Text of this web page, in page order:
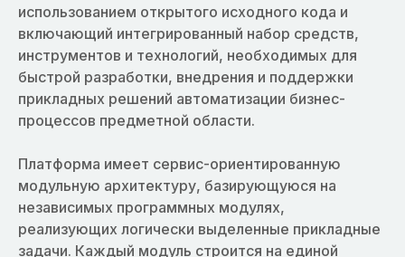
использованием открытого исходного кода и
включающий интегрированный набор средств,
инструментов и технологий, необходимых для
быстрой разработки, внедрения и поддержки
прикладных решений автоматизации бизнес-
процессов предметной области.
Платформа имеет сервис-ориентированную
модульную архитектуру, базирующуюся на
независимых программных модулях,
реализующих логически выделенные прикладные
задачи. Каждый модуль строится на единой